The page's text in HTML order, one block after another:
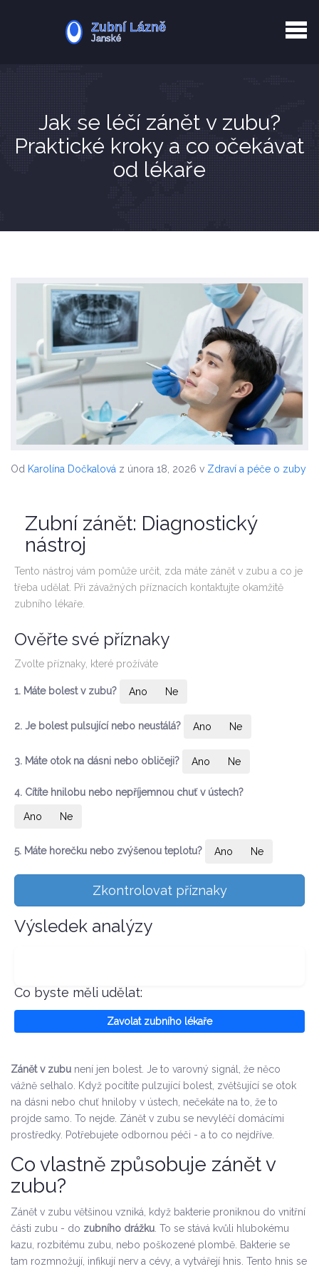
Zotavení po extrakci
Jak se léčí zánět v zubu?
Praktické kroky a co očekávat
od lékaře
Od Karolína Dočkalová z února 18, 2026 v Zdraví a péče o zuby
Zubní zánět: Diagnostický
nástroj
Tento nástroj vám pomůže určit, zda máte zánět v zubu a co je
třeba udělat. Při závažných příznacích kontaktujte okamžitě
zubního lékaře.
Ověřte své příznaky
Zvolte příznaky, které prožíváte
1. Máte bolest v zubu? Ano Ne
2. Je bolest pulsující nebo neustálá? Ano Ne
3. Máte otok na dásni nebo obličeji? Ano Ne
4. Cítíte hnilobu nebo nepříjemnou chuť v ústech?
Ano Ne
5. Máte horečku nebo zvýšenou teplotu? Ano Ne
Zkontrolovat příznaky
Výsledek analýzy
Co byste měli udělat:
Zavolat zubního lékaře
Zánět v zubu není jen bolest. Je to varovný signál, že něco
vážně selhalo. Když pocítíte pulzující bolest, zvětšující se otok
na dásni nebo chuť hniloby v ústech, nečekáte na to, že to
projde samo. To nejde. Zánět v zubu se nevyléčí domácími
prostředky. Potřebujete odbornou péči - a to co nejdříve.
Co vlastně způsobuje zánět v
zubu?
Zánět v zubu většinou vzniká, když bakterie proniknou do vnitřní
části zubu - do zubního drážku . To se stává kvůli hlubokému
kazu, rozbitému zubu, nebo poškozené plombě. Bakterie se
tam rozmnožují, infikují nerv a cévy, a vytvářejí hnis. Tento hnis se